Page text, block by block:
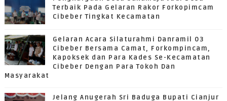
Terbaik Pada Gelaran Rakor Forkopimcam
Cibeber Tingkat Kecamatan
Gelaran Acara Silaturahmi Danramil 03
Cibeber Bersama Camat, Forkompincam,
Kapoksek dan Para Kades Se-Kecamatan
Cibeber Dengan Para Tokoh Dan
Masyarakat
Jelang Anugerah Sri Baduga Bupati Cianjur